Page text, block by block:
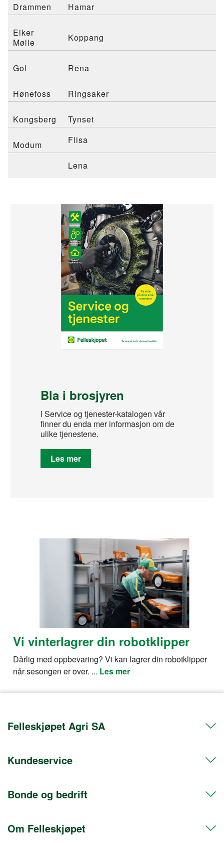
Drammen Hamar
Eiker
Mølle
Koppang
Gol Rena
Hønefoss Ringsaker
Kongsberg Tynset
Modum Flisa
Lena
Bla i brosjyren
I Service og tjenester-katalogen vår
finner du enda mer informasjon om de
ulike tjenestene.
Les mer
Vi vinterlagrer din robotklipper
Dårlig med oppbevaring? Vi kan lagrer din robotklipper
når sesongen er over. ... Les mer
Felleskjøpet Agri SA
Telefon 72 50 50 50
Postadresse
0105 Oslo
Kundeservice
Kontakt oss
Frakt og levering
Bonde og bedrift
Medlem
Om Felleskjøpet